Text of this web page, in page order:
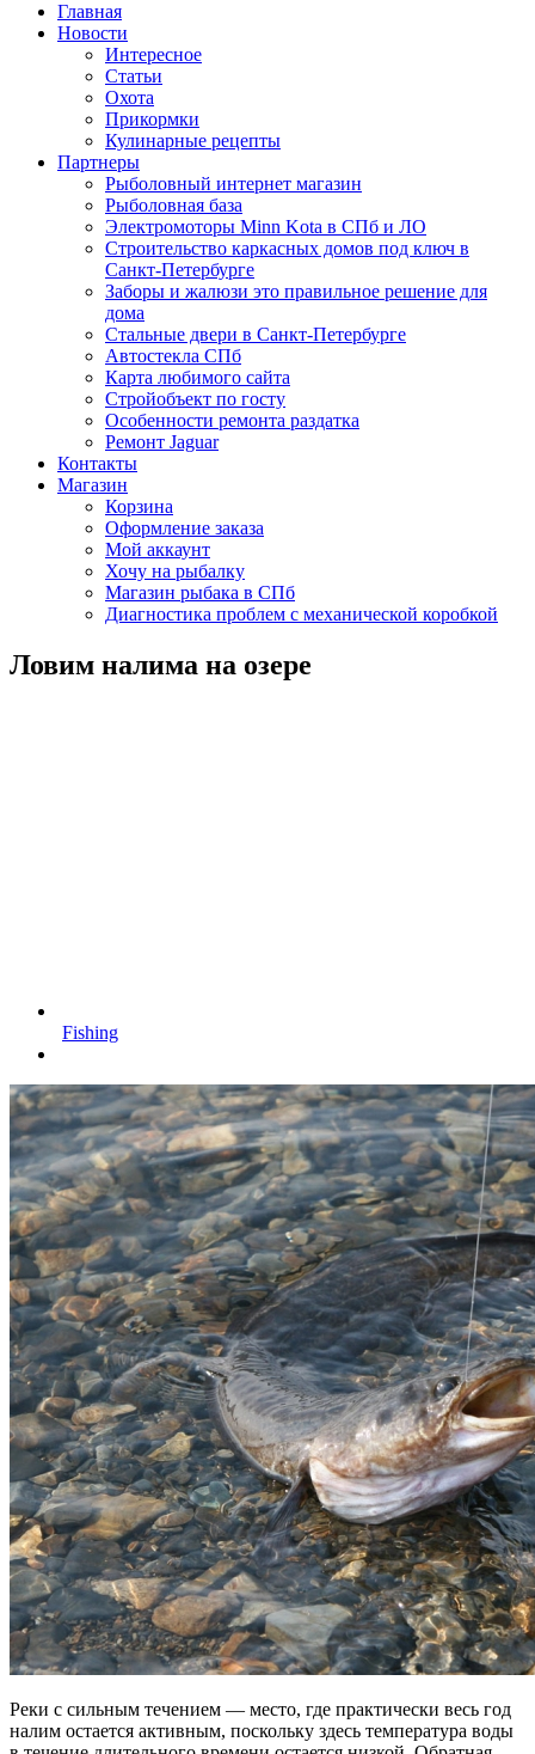
Главная
Новости
Интересное
Статьи
Охота
Прикормки
Кулинарные рецепты
Партнеры
Рыболовный интернет магазин
Рыболовная база
Электромоторы Minn Kota в СПб и ЛО
Строительство каркасных домов под ключ в
Санкт-Петербурге
Заборы и жалюзи это правильное решение для
дома
Стальные двери в Санкт-Петербурге
Автостекла СПб
Карта любимого сайта
Стройобъект по госту
Особенности ремонта раздатка
Ремонт Jaguar
Контакты
Магазин
Корзина
Оформление заказа
Мой аккаунт
Хочу на рыбалку
Магазин рыбака в СПб
Диагностика проблем с механической коробкой
Ловим налима на озере
Fishing
Реки с сильным течением — место, где практически весь год
налим остается активным, поскольку здесь температура воды